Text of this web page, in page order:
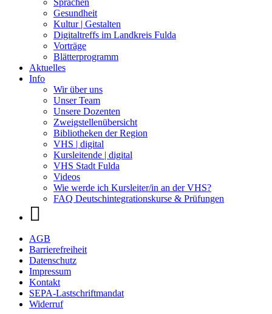
Sprachen
Gesundheit
Kultur | Gestalten
Digitaltreffs im Landkreis Fulda
Vorträge
Blätterprogramm
Aktuelles
Info
Wir über uns
Unser Team
Unsere Dozenten
Zweigstellenübersicht
Bibliotheken der Region
VHS | digital
Kursleitende | digital
VHS Stadt Fulda
Videos
Wie werde ich Kursleiter/in an der VHS?
FAQ Deutschintegrationskurse & Prüfungen
AGB
Barrierefreiheit
Datenschutz
Impressum
Kontakt
SEPA-Lastschriftmandat
Widerruf